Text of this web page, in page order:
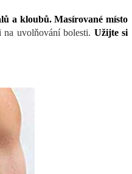
a kloubů. Masírované místo
uvolňování bolesti. Užijte si